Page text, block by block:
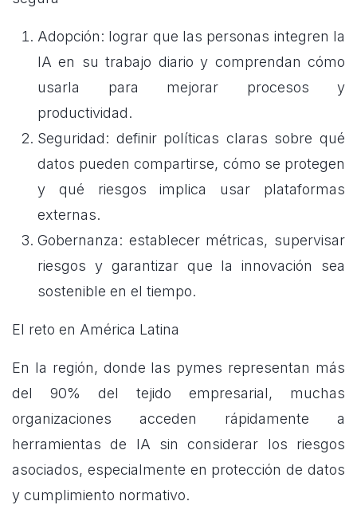
Adopción: lograr que las personas integren la
IA en su trabajo diario y comprendan cómo
usarla para mejorar procesos y
productividad.
Seguridad: definir políticas claras sobre qué
datos pueden compartirse, cómo se protegen
y qué riesgos implica usar plataformas
externas.
Gobernanza: establecer métricas, supervisar
riesgos y garantizar que la innovación sea
sostenible en el tiempo.
El reto en América Latina
En la región, donde las pymes representan más
del 90% del tejido empresarial, muchas
organizaciones acceden rápidamente a
herramientas de IA sin considerar los riesgos
asociados, especialmente en protección de datos
y cumplimiento normativo.